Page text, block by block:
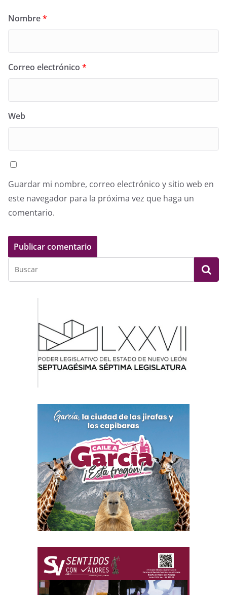
Nombre*
Correo electrónico *
Web
Guardar mi nombre, correo electrónico y sitio web en
este navegador para la próxima vez que haga un
comentario.